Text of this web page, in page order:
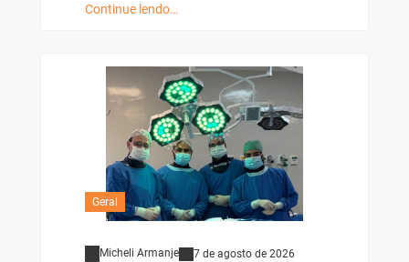
Continue lendo…
Geral
Micheli Armanje 7 de agosto de 2026